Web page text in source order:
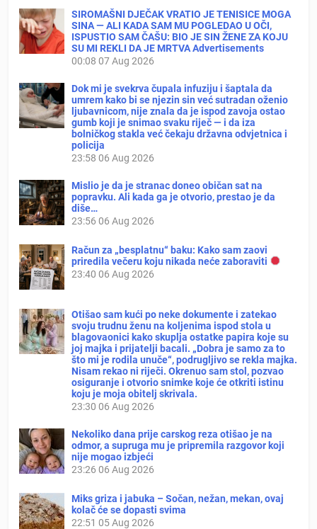
SIROMAŠNI DJEČAK VRATIO JE TENISICE MOGA
SINA — ALI KADA SAM MU POGLEDAO U OČI,
ISPUSTIO SAM ČAŠU: BIO JE SIN ŽENE ZA KOJU
SU MI REKLI DA JE MRTVA Advertisements
00:08 07 Aug 2026
Dok mi je svekrva čupala infuziju i šaptala da
umrem kako bi se njezin sin već sutradan oženio
ljubavnicom, nije znala da je ispod zavoja ostao
gumb koji je snimao svaku riječ — i da iza
bolničkog stakla već čekaju državna odvjetnica i
policija
23:58 06 Aug 2026
Mislio je da je stranac doneo običan sat na
popravku. Ali kada ga je otvorio, prestao je da
diše…
23:56 06 Aug 2026
Račun za „besplatnu“ baku: Kako sam zaovi
priredila večeru koju nikada neće zaboraviti
23:40 06 Aug 2026
Otišao sam kući po neke dokumente i zatekao
svoju trudnu ženu na koljenima ispod stola u
blagovaonici kako skuplja ostatke papira koje su
joj majka i prijatelji bacali. „Dobra je samo za to
što mi je rodila unuče“, podrugljivo se rekla majka.
Nisam rekao ni riječi. Okrenuo sam stol, pozvao
osiguranje i otvorio snimke koje će otkriti istinu
koju je moja obitelj skrivala.
23:30 06 Aug 2026
Nekoliko dana prije carskog reza otišao je na
odmor, a supruga mu je pripremila razgovor koji
nije mogao izbjeći
23:26 06 Aug 2026
Miks griza i jabuka – Sočan, nežan, mekan, ovaj
kolač će se dopasti svima
22:51 05 Aug 2026